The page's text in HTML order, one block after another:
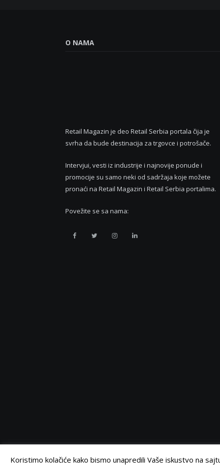
O NAMA
Retail Magazin je deo Retail Serbia portala čija je
svrha da bude destinacija za trgovce i potrošače.
Intervjui, vesti iz industrije i najnovije ponude i
promocije su samo neki od sadržaja koje možete
pronaći na Retail Magazin i Retail Serbia portalima.
Povežite se sa nama:
Retail Retail Retail Retail
Koristimo kolačiće kako bismo unapredili Vaše iskustvo na